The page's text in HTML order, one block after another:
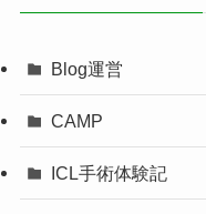
Blog運営
CAMP
ICL手術体験記